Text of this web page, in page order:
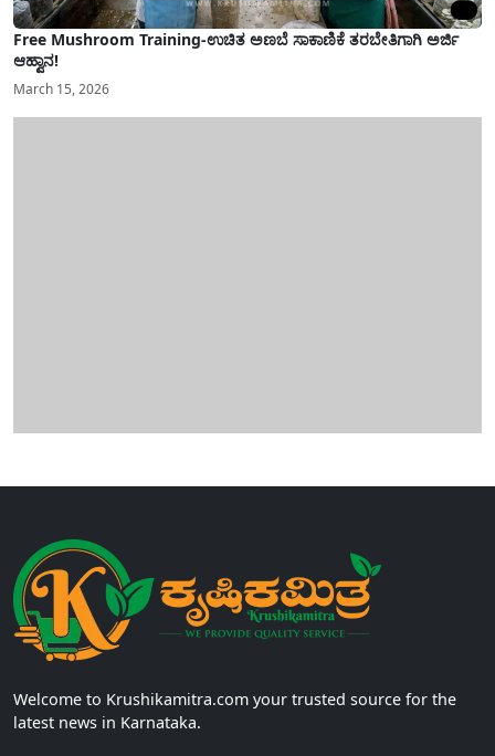
Free Mushroom Training-ಉಚಿತ ಅಣಬೆ ಸಾಕಾಣಿಕೆ ತರಬೇತಿಗಾಗಿ ಅರ್ಜಿ
ಆಹ್ವಾನ!
March 15, 2026
Welcome to Krushikamitra.com your trusted source for the
latest news in Karnataka.